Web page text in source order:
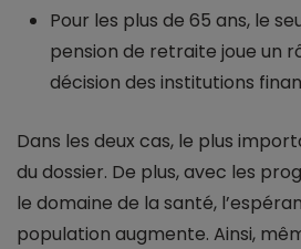
Pour les plus de 65 ans, le
pension de retraite joue un
décision des institutions
Dans les deux cas, le plus
du dossier. De plus, avec les
le domaine de la santé,
population augmente. Ainsi,